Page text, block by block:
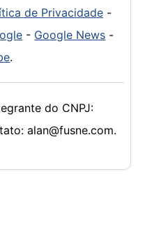
de Privacidade-
- Google News -
.
do CNPJ:
alan@fusne.com.